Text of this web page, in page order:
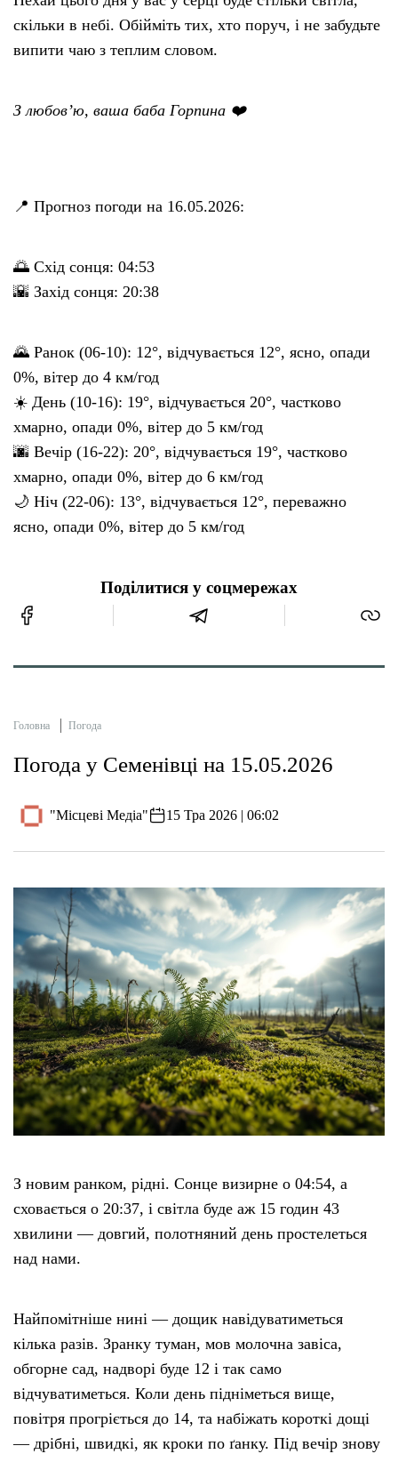
скільки в небі. Обійміть тих, хто поруч, і не забудьте
випити чаю з теплим словом.
З любов’ю, ваша баба Горпина ❤️
📍 Прогноз погоди на 16.05.2026:
🌅 Схід сонця: 04:53
🌇 Захід сонця: 20:38
🌄 Ранок (06-10): 12°, відчувається 12°, ясно, опади
0%, вітер до 4 км/год
☀️ День (10-16): 19°, відчувається 20°, частково
хмарно, опади 0%, вітер до 5 км/год
🌆 Вечір (16-22): 20°, відчувається 19°, частково
хмарно, опади 0%, вітер до 6 км/год
🌙 Ніч (22-06): 13°, відчувається 12°, переважно
ясно, опади 0%, вітер до 5 км/год
Поділитися у соцмережах
Головна Погода
Погода у Семенівці на 15.05.2026
"Місцеві Медіа" 15 Тра 2026 | 06:02
З новим ранком, рідні. Сонце визирне о 04:54, а
сховається о 20:37, і світла буде аж 15 годин 43
хвилини — довгий, полотняний день простелеться
над нами.
Найпомітніше нині — дощик навідуватиметься
кілька разів. Зранку туман, мов молочна завіса,
обгорне сад, надворі буде 12 і так само
відчуватиметься. Коли день підніметься вище,
повітря прогріється до 14, та набіжать короткі дощі
— дрібні, швидкі, як кроки по ґанку. Під вечір знову